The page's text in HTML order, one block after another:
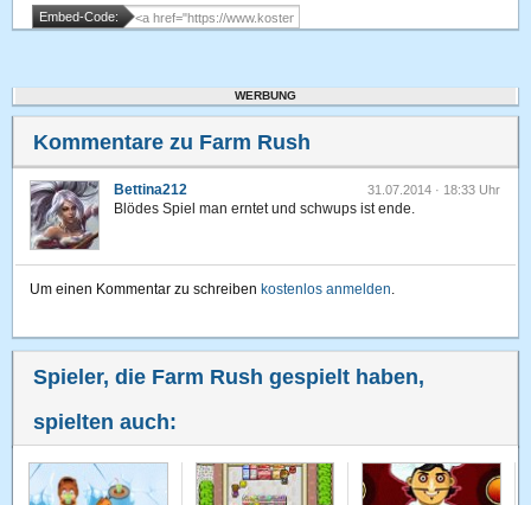
Embed-Code:
WERBUNG
Kommentare zu Farm Rush
Bettina212 31.07.2014 · 18:33 Uhr
Blödes Spiel man erntet und schwups ist ende.
Um einen Kommentar zu schreiben kostenlos anmelden.
Spieler, die Farm Rush gespielt haben,
spielten auch: